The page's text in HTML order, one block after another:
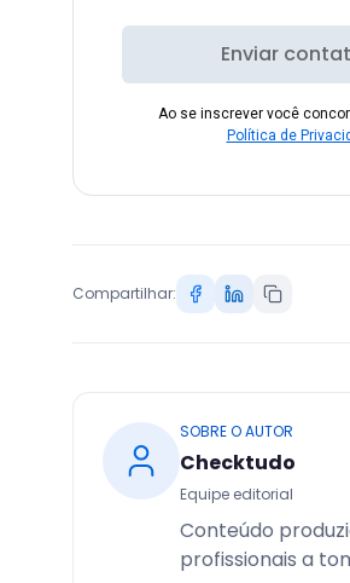
Enviar
Ao se inscrever você
Política de
Compartilhar:
SOBRE O AUTOR
Checktudo
Equipe editorial
Conteúdo
profissionais a